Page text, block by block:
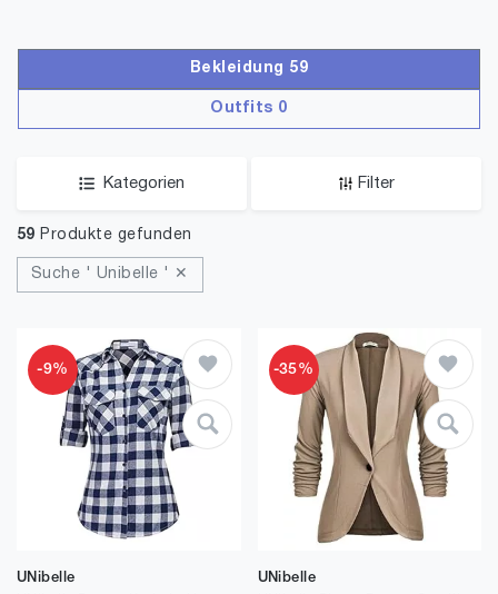
Bekleidung 59
Outfits 0
Kategorien Filter
59 Produkte gefunden
Suche ' Unibelle ' ✕
-9%
UNibelle
-35%
UNibelle